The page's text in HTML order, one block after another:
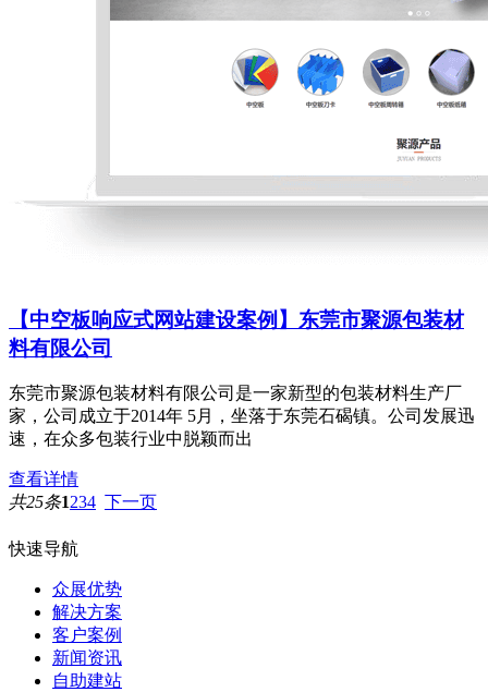
【中空板响应式网站建设案例】东莞市聚源包装材
料有限公司
东莞市聚源包装材料有限公司是一家新型的包装材料生产厂
家，公司成立于2014年 5月，坐落于东莞石碣镇。公司发展迅
速，在众多包装行业中脱颖而出
查看详情
共25条1234 下一页
快速导航
众展优势
解决方案
客户案例
新闻资讯
自助建站